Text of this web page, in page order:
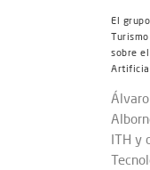
El
sobre
ITH y